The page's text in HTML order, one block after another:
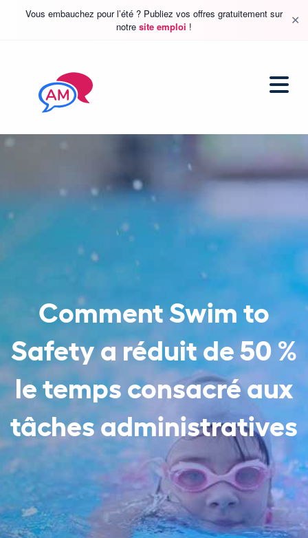
Vous embauchez pour l’été ? Publiez vos offres gratuitement sur
notre site emploi ! ✕
Comment Swim to
Safety a réduit de 50 %
le temps consacré aux
tâches administratives